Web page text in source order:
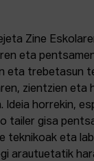
Zine
eta
eta trebetasun
zientzien eta
Ideia horrekin,
tailer gisa
teknikoak eta
arautuetatik